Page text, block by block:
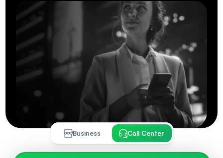
Business Call Center